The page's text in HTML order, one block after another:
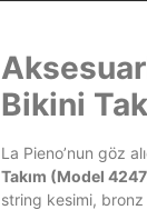
Bikini
La Pieno’nun göz
Takım (Model
string kesimi,